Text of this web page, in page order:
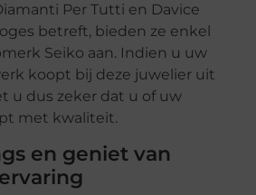
Per Tutti en Davice
betreft, bieden ze enkel
Seiko aan. Indien u uw
koopt bij deze juwelier uit
u dus zeker dat u of uw
met kwaliteit.
en geniet van